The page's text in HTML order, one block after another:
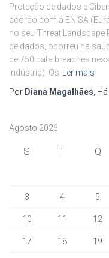
Proteção de dados e
acordo com a ENISA
no seu Threat Landscape
de dados, ocorreu na
de 750 data breaches
indústria). Os
Ler mais
Por Diana Magalhães , Há
Agosto 2026
S T Q
3 4 5
10 11 12
17 18 19